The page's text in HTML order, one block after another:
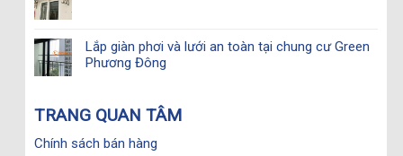
Lắp giàn phơi và lưới an toàn tại chung cư Green
Phương Đông
TRANG QUAN TÂM
Chính sách bán hàng